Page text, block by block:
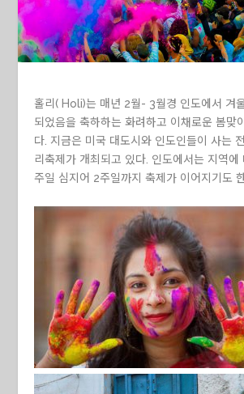
홀리( Holi)는 매년 2월- 3월경 인도에서 겨
되었음을 축하하는 화려하고 이채로운 봄맞
다. 지금은 미국 대도시와 인도인들이 사는
리축제가 개최되고 있다. 인도에서는 지역에
주일 심지어 2주일까지 축제가 이어지기도